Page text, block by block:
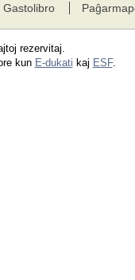
Gastolibro
rezervitaj.
kun E-dukati kaj ESF.